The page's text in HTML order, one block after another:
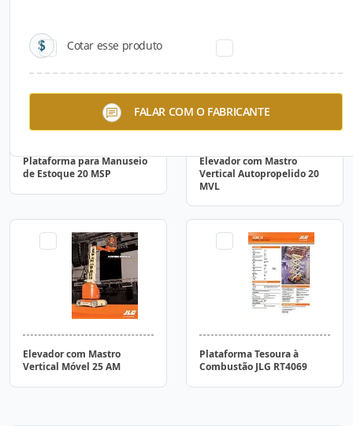
Cotar esse produto
FALAR COM O FABRICANTE
Plataforma para Manuseio
de Estoque 20 MSP
Elevador com Mastro
Vertical Autopropelido 20
MVL
Elevador com Mastro
Vertical Móvel 25 AM
Plataforma Tesoura à
Combustão JLG RT4069